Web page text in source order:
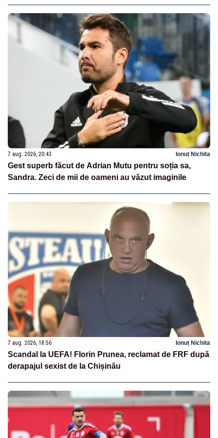
7 aug. 2026, 20:43 Ionuț Nichita
Gest superb făcut de Adrian Mutu pentru soția sa,
Sandra. Zeci de mii de oameni au văzut imaginile
7 aug. 2026, 18:56 Ionuț Nichita
Scandal la UEFA! Florin Prunea, reclamat de FRF după
derapajul sexist de la Chișinău